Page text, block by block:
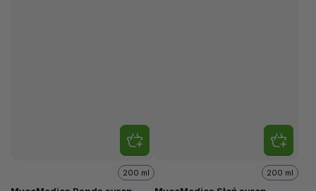
200 ml 200 ml